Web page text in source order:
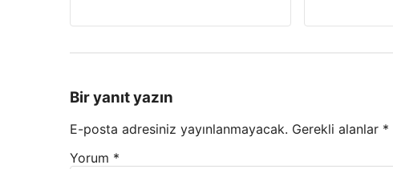
Bir yanıt yazın
E-posta adresiniz yayınlanmayacak. Gerekli alanlar *
Yorum *